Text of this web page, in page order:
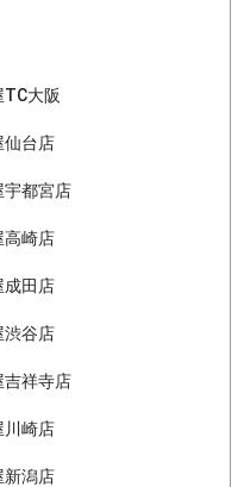
大阪
仙台店
宇都宮店
高崎店
成田店
渋谷店
吉祥寺店
川崎店
新潟店